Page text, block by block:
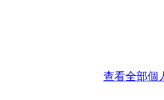
查看全部個